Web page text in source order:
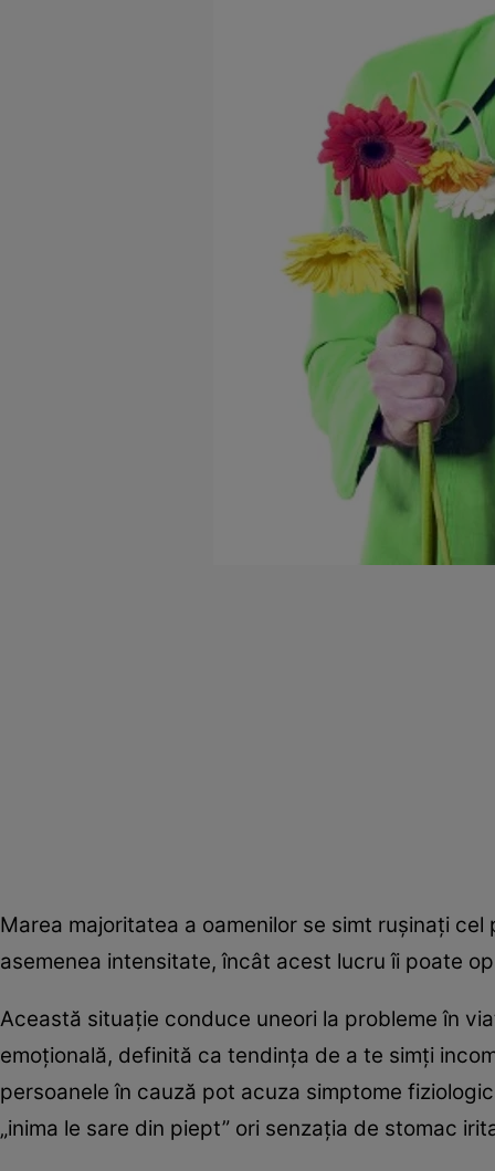
Marea majoritatea a oamenilor se simt ruşinaţi
asemenea intensitate, încât acest lucru îi poate
Această situaţie conduce uneori la probleme în
emoţională, definită ca tendinţa de a te simţi
persoanele în cauză pot acuza simptome
„inima le sare din piept” ori senzaţia de stomac